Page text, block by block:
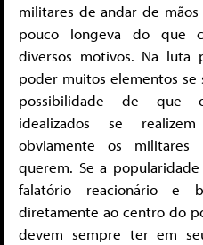
militares de andar de
pouco longeva do que
diversos motivos. Na luta
poder muitos elementos se
possibilidade de que
idealizados se
obviamente os militares
querem. Se a
falatório reacionário e
diretamente ao centro do
devem sempre ter em